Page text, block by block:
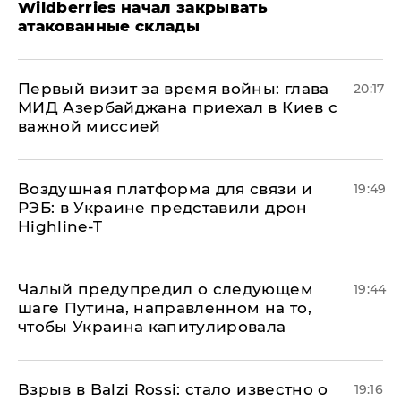
Wildberries начал закрывать
атакованные склады
Первый визит за время войны: глава
МИД Азербайджана приехал в Киев с
важной миссией
20:17
Воздушная платформа для связи и
РЭБ: в Украине представили дрон
Highline-T
19:49
Чалый предупредил о следующем
шаге Путина, направленном на то,
чтобы Украина капитулировала
19:44
Взрыв в Balzi Rossi: стало известно о
19:16